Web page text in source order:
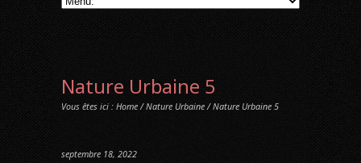
Nature Urbaine 5
Vous êtes ici : Home/Nature Urbaine/ Nature Urbaine 5
septembre 18, 2022